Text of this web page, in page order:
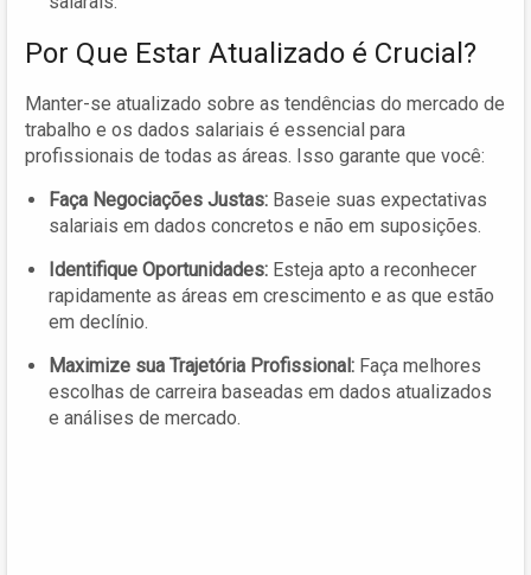
Por Que Estar Atualizado é Crucial?
Manter-se atualizado sobre as tendências do mercado de
trabalho e os dados salariais é essencial para
profissionais de todas as áreas. Isso garante que você:
Faça Negociações Justas: Baseie suas expectativas
salariais em dados concretos e não em suposições.
Identifique Oportunidades: Esteja apto a reconhecer
rapidamente as áreas em crescimento e as que estão
em declínio.
Maximize sua Trajetória Profissional: Faça melhores
escolhas de carreira baseadas em dados atualizados
e análises de mercado.